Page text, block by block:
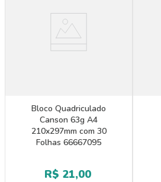
Bloco Quadriculado
Canson 63g A4
210x297mm com 30
Folhas 66667095
R$ 21,00